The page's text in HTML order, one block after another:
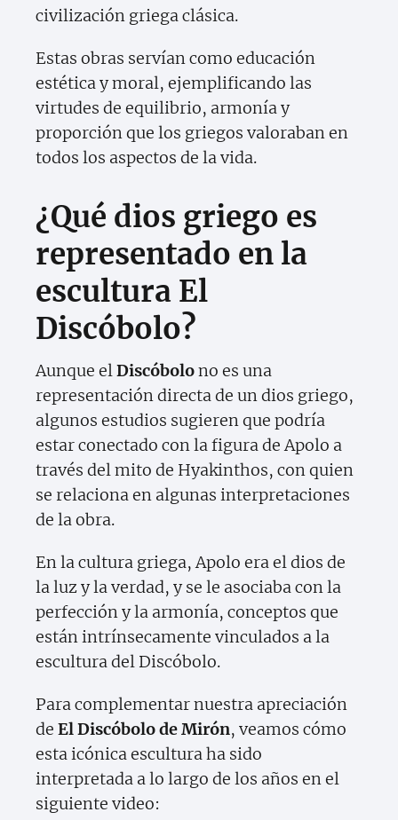
civilización griega clásica.
Estas obras servían como educación
estética y moral, ejemplificando las
virtudes de equilibrio, armonía y
proporción que los griegos valoraban en
todos los aspectos de la vida.
¿Qué dios griego es
representado en la
escultura El
Discóbolo?
Aunque elDiscóbolono es una
representación directa de un dios griego,
algunos estudios sugieren que podría
estar conectado con la figura de Apolo a
través del mito de Hyakinthos, con quien
se relaciona en algunas interpretaciones
de la obra.
En la cultura griega, Apolo era el dios de
la luz y la verdad, y se le asociaba con la
perfección y la armonía, conceptos que
están intrínsecamente vinculados a la
escultura del Discóbolo.
Para complementar nuestra apreciación
de El Discóbolo de Mirón, veamos cómo
esta icónica escultura ha sido
interpretada a lo largo de los años en el
siguiente video: